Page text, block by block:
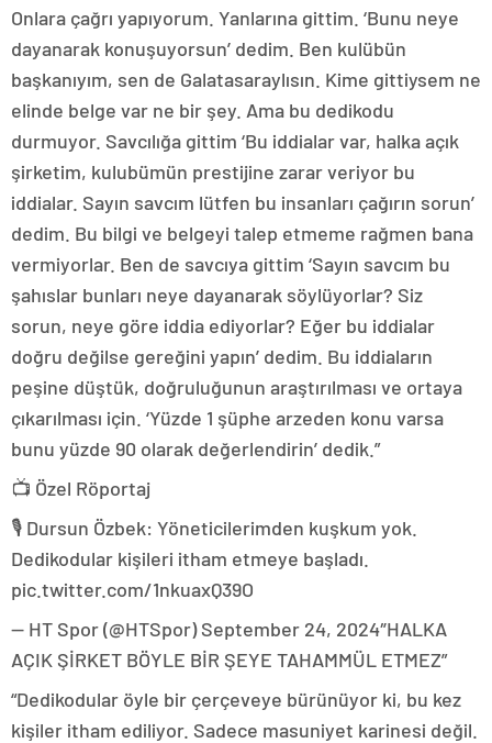
Onlara çağrı yapıyorum. Yanlarına gittim. ‘Bunu neye
dayanarak konuşuyorsun’ dedim. Ben kulübün
başkanıyım, sen de Galatasaraylısın. Kime gittiysem ne
elinde belge var ne bir şey. Ama bu dedikodu
durmuyor. Savcılığa gittim ‘Bu iddialar var, halka açık
şirketim, kulubümün prestijine zarar veriyor bu
iddialar. Sayın savcım lütfen bu insanları çağırın sorun’
dedim. Bu bilgi ve belgeyi talep etmeme rağmen bana
vermiyorlar. Ben de savcıya gittim ‘Sayın savcım bu
şahıslar bunları neye dayanarak söylüyorlar? Siz
sorun, neye göre iddia ediyorlar? Eğer bu iddialar
doğru değilse gereğini yapın’ dedim. Bu iddiaların
peşine düştük, doğruluğunun araştırılması ve ortaya
çıkarılması için. ‘Yüzde 1 şüphe arzeden konu varsa
bunu yüzde 90 olarak değerlendirin’ dedik.”
📺 Özel Röportaj
🎙️ Dursun Özbek: Yöneticilerimden kuşkum yok.
Dedikodular kişileri itham etmeye başladı.
pic.twitter.com/1nkuaxQ39O
— HT Spor (@HTSpor) September 24, 2024″HALKA
AÇIK ŞİRKET BÖYLE BİR ŞEYE TAHAMMÜL ETMEZ”
“Dedikodular öyle bir çerçeveye bürünüyor ki, bu kez
kişiler itham ediliyor. Sadece masuniyet karinesi değil.